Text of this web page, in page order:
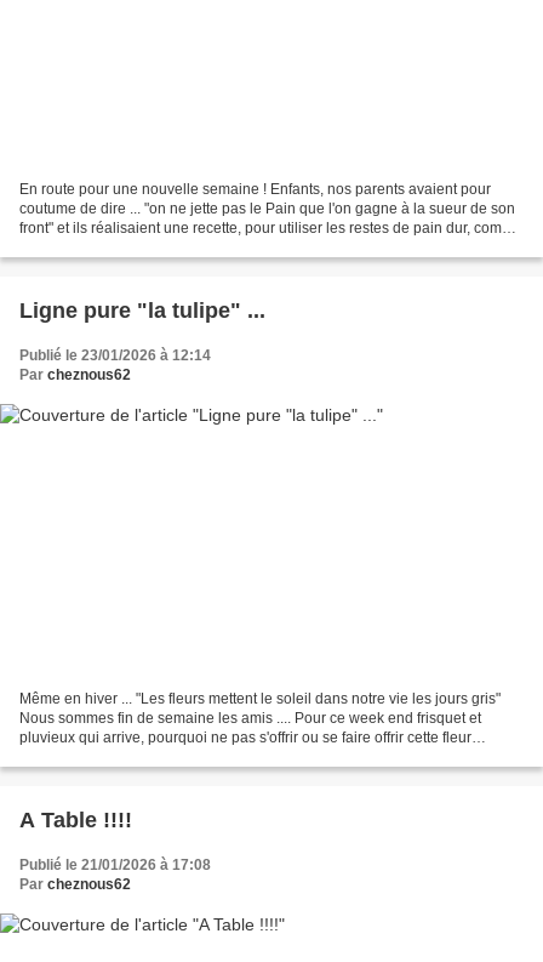
En route pour une nouvelle semaine ! Enfants, nos parents avaient pour
coutume de dire ... "on ne jette pas le Pain que l'on gagne à la sueur de son
front" et ils réalisaient une recette, pour utiliser les restes de pain dur, comme
Ligne pure "la tulipe" ...
Publié le 23/01/2026 à 12:14
Par cheznous62
Même en hiver ... "Les fleurs mettent le soleil dans notre vie les jours gris"
Nous sommes fin de semaine les amis .... Pour ce week end frisquet et
pluvieux qui arrive, pourquoi ne pas s'offrir ou se faire offrir cette fleur
A Table !!!!
Publié le 21/01/2026 à 17:08
Par cheznous62